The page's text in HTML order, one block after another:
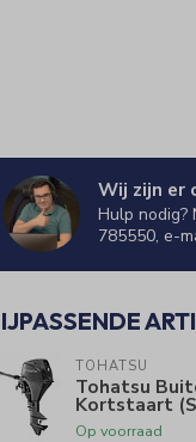
Wij zijn er
Hulp nodig?
785550, e-
TOHATSU
Tohatsu
Kortstaart
Op voorraad